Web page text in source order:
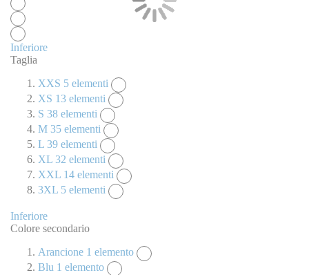
Inferiore
Taglia
XXS 5 elementi
XS 13 elementi
S 38 elementi
M 35 elementi
L 39 elementi
XL 32 elementi
XXL 14 elementi
3XL 5 elementi
Inferiore
Colore secondario
Arancione 1 elemento
Blu 1 elemento